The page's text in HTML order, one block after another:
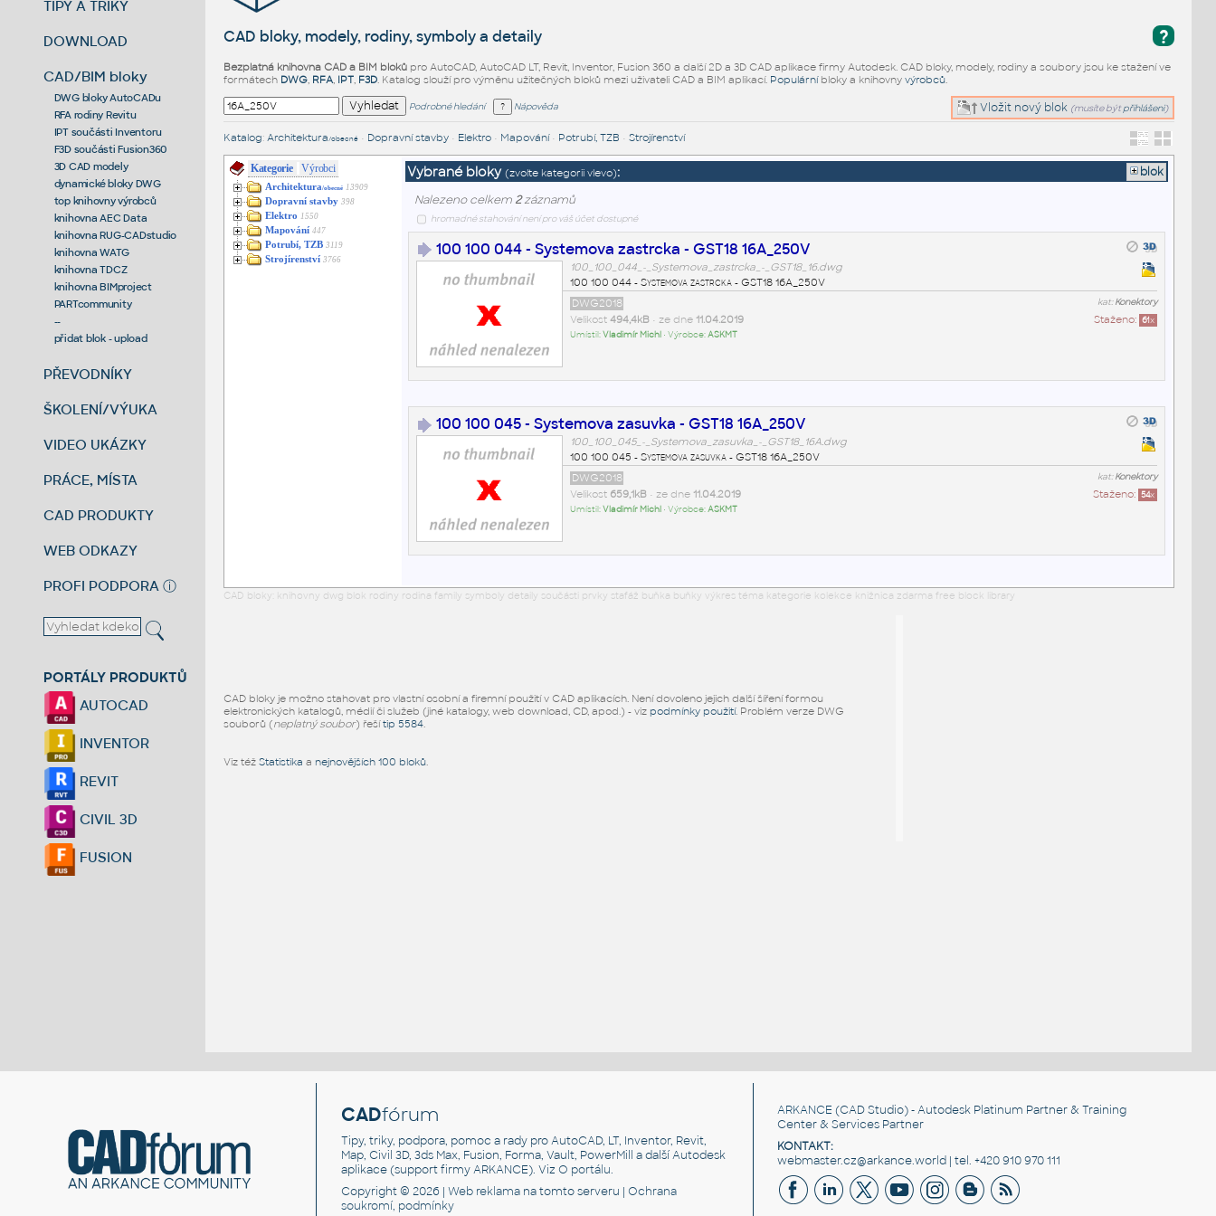
TIPY A TRIKY
DOWNLOAD
CAD/BIM bloky
DWG bloky AutoCADu
RFA rodiny Revitu
IPT součásti Inventoru
F3D součásti Fusion360
3D CAD modely
dynamické bloky DWG
top knihovny výrobců
knihovna AEC Data
knihovna RUG-CADstudio
knihovna WATG
knihovna TDCZ
knihovna BIMproject
PARTcommunity
--
přidat blok - upload
PŘEVODNÍKY
ŠKOLENÍ/VÝUKA
VIDEO UKÁZKY
PRÁCE, MÍSTA
CAD PRODUKTY
WEB ODKAZY
PROFI PODPORA ⓘ
PORTÁLY PRODUKTŮ
AUTOCAD
INVENTOR
REVIT
CIVIL 3D
FUSION
?
CAD bloky, modely, rodiny, symboly a detaily
Bezplatná knihovna CAD a BIM blokůpro AutoCAD, AutoCAD LT, Revit, Inventor, Fusion 360 a další 2D a 3D CAD aplikace firmy Autodesk. CAD bloky, modely, rodiny a soubory jsou ke stažení ve
formátech DWG, RFA, IPT, F3D. Katalog slouží pro výměnu užitečných bloků mezi uživateli CAD a BIM aplikací. Populárníbloky a knihovny výrobců.
Vložit nový blok (musíte být přihlášeni)
Podrobné hledání Nápověda
Katalog: Architektura /obecné• Dopravní stavby• Elektro• Mapování• Potrubí, TZB • Strojírenství
Kategorie Výrobci
Architektura/obecné 13909
Dopravní stavby 398
Elektro 1550
Mapování 447
Potrubí, TZB 3119
Strojírenství 3766
Vybrané bloky (zvolte kategorii vlevo):
blok
Nalezeno celkem 2záznamů
hromadné stahování není pro váš účet dostupné
100 100 044 - Systemova zastrcka - GST18 16A_250V
100_100_044_-_Systemova_zastrcka_-_GST18_16.dwg
100 100 044 - Systemova zastrcka - GST18 16A_250V
kat:Konektory
DWG2018
Staženo: 61x
Velikost 494,4kB• ze dne 11.04.2019
Umístil:Vladimír Michl• Výrobce:ASKMT
100 100 045 - Systemova zasuvka - GST18 16A_250V
100_100_045_-_Systemova_zasuvka_-_GST18_16A.dwg
100 100 045 - Systemova zasuvka - GST18 16A_250V
kat:Konektory
DWG2018
Staženo: 54x
Velikost 659,1kB• ze dne 11.04.2019
Umístil:Vladimír Michl• Výrobce:ASKMT
CAD bloky: knihovny dwg blok rodiny rodina family symboly detaily součásti prvky stafáž buňka buňky výkres téma kategorie kolekce knižnica zdarma free block library
CAD bloky je možno stahovat pro vlastní osobní a firemní použití v CAD aplikacích. Není dovoleno jejich další šíření formou
elektronických katalogů, médií či služeb (jiné katalogy, web download, CD, apod.) - viz podmínky použití. Problém verze DWG
souborů (neplatný soubor) řešítip 5584.
Viz též Statistika a nejnovějších 100 bloků.
CADfórum
Tipy, triky, podpora, pomoc a rady pro AutoCAD, LT, Inventor, Revit,
Map, Civil 3D, 3ds Max, Fusion, Forma, Vault, PowerMill a další Autodesk
aplikace (support firmy ARKANCE). VizO portálu.
Copyright © 2026 |Web reklama na tomto serveru |Ochrana
soukromí, podmínky
ARKANCE (CAD Studio) - Autodesk Platinum Partner & Training
Center & Services Partner
KONTAKT:
webmaster.cz@arkance.world | tel. +420 910 970 111